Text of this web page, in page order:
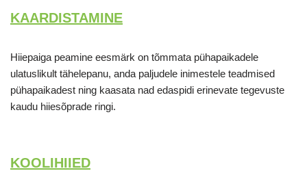
KAARDISTAMINE
Hiiepaiga peamine eesmärk on tõmmata pühapaikadele
ulatuslikult tähelepanu, anda paljudele inimestele teadmised
pühapaikadest ning kaasata nad edaspidi erinevate tegevuste
kaudu hiiesõprade ringi.
KOOLIHIIED